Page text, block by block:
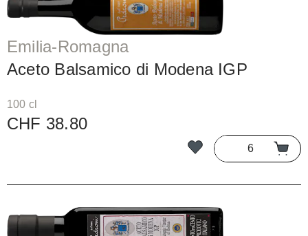
Emilia-Romagna
Aceto Balsamico di Modena IGP
100 cl
CHF 38.80